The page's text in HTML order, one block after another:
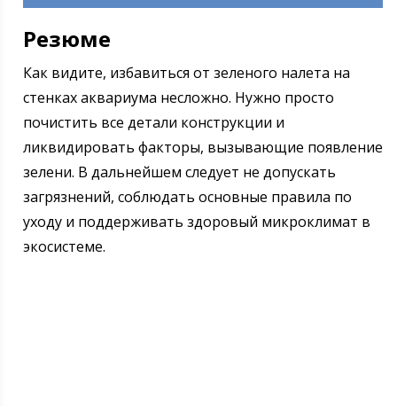
Резюме
Как видите, избавиться от зеленого налета на
стенках аквариума несложно. Нужно просто
почистить все детали конструкции и
ликвидировать факторы, вызывающие появление
зелени. В дальнейшем следует не допускать
загрязнений, соблюдать основные правила по
уходу и поддерживать здоровый микроклимат в
экосистеме.